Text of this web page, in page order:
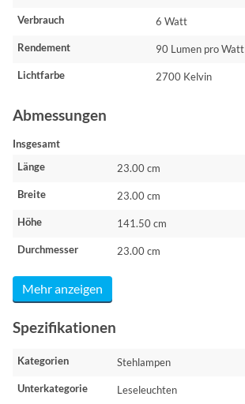
Verbrauch 6 Watt
Rendement 90 Lumen pro Watt
Lichtfarbe 2700 Kelvin
Abmessungen
Insgesamt
Länge
23.00 cm
Breite 23.00 cm
Höhe 141.50 cm
Durchmesser 23.00 cm
Mehr anzeigen
Spezifikationen
Kategorien Stehlampen
Unterkategorie Leseleuchten